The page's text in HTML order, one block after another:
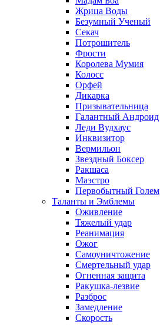
Жрица Воды
Безумный Ученый
Секач
Потрошитель
Фрости
Королева Мумия
Колосс
Орфей
Дикарка
Призывательница
Галантный Андроид
Леди Вудхаус
Инквизитор
Вермильон
Звездный Боксер
Ракшаса
Маэстро
Первобытный Голем
Таланты и Эмблемы
Оживление
Тяжелый удар
Реанимация
Ожог
Самоуничтожение
Смертельный удар
Огненная защита
Ракушка-лезвие
Разброс
Замедление
Скорость